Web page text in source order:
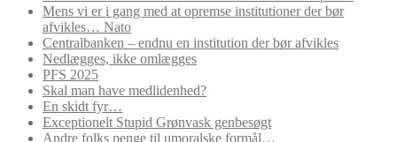
Mens vi er i gang med at opremse institutioner der bør
afvikles… Nato
Centralbanken – endnu en institution der bør afvikles
Nedlægges, ikke omlægges
PFS 2025
Skal man have medlidenhed?
En skidt fyr…
Exceptionelt Stupid Grønvask genbesøgt
Andre folks penge til umoralske formål…